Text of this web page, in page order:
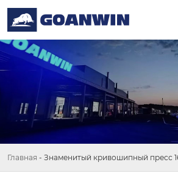
Главная - Знаменитый кривошипный пресс